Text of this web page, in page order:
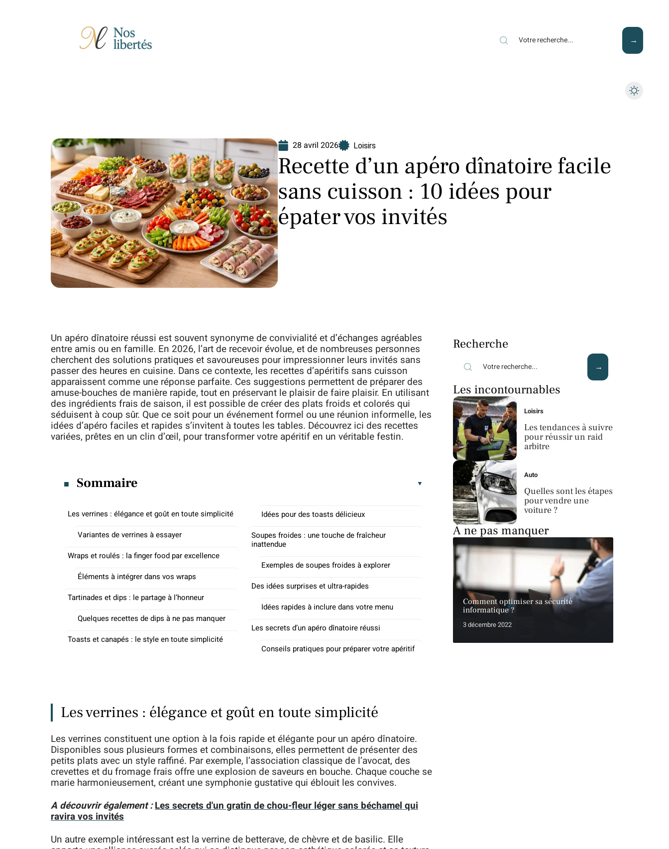
28 avril 2026 Loisirs
Recette d’un apéro dînatoire facile
sans cuisson : 10 idées pour
épater vos invités
Un apéro dînatoire réussi est souvent synonyme de convivialité et d’échanges agréables
entre amis ou en famille. En 2026, l’art de recevoir évolue, et de nombreuses personnes
cherchent des solutions pratiques et savoureuses pour impressionner leurs invités sans
passer des heures en cuisine. Dans ce contexte, les recettes d’apéritifs sans cuisson
apparaissent comme une réponse parfaite. Ces suggestions permettent de préparer des
amuse-bouches de manière rapide, tout en préservant le plaisir de faire plaisir. En utilisant
des ingrédients frais de saison, il est possible de créer des plats froids et colorés qui
séduisent à coup sûr. Que ce soit pour un événement formel ou une réunion informelle, les
idées d’apéro faciles et rapides s’invitent à toutes les tables. Découvrez ici des recettes
variées, prêtes en un clin d’œil, pour transformer votre apéritif en un véritable festin.
Sommaire
Les verrines : élégance et goût en toute simplicité
Variantes de verrines à essayer
Wraps et roulés : la finger food par excellence
Éléments à intégrer dans vos wraps
Tartinades et dips : le partage à l’honneur
Quelques recettes de dips à ne pas manquer
Toasts et canapés : le style en toute simplicité
Idées pour des toasts délicieux
Soupes froides : une touche de fraîcheur
inattendue
Exemples de soupes froides à explorer
Des idées surprises et ultra-rapides
Idées rapides à inclure dans votre menu
Les secrets d’un apéro dînatoire réussi
Conseils pratiques pour préparer votre apéritif
Les verrines : élégance et goût en toute simplicité
Les verrines constituent une option à la fois rapide et élégante pour un apéro dînatoire.
Disponibles sous plusieurs formes et combinaisons, elles permettent de présenter des
petits plats avec un style raffiné. Par exemple, l’association classique de l’avocat, des
crevettes et du fromage frais offre une explosion de saveurs en bouche. Chaque couche se
marie harmonieusement, créant une symphonie gustative qui éblouit les convives.
A découvrir également :Les secrets d'un gratin de chou-fleur léger sans béchamel qui
ravira vos invités
Un autre exemple intéressant est la verrine de betterave, de chèvre et de basilic. Elle
Recherche
Les incontournables
Loisirs
Les tendances à suivre
pour réussir un raid
arbitre
Auto
Quelles sont les étapes
pour vendre une
voiture ?
À ne pas manquer
Comment optimiser sa sécurité
informatique ?
3 décembre 2022